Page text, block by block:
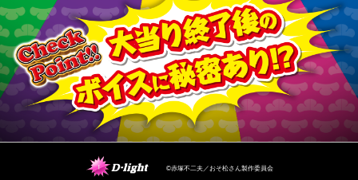
©赤塚不二夫／おそ松さん製作委員会